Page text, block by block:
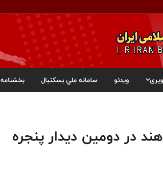
ویدئو سامانه ملي بسکتبال بخشنامه
در دومین دیدار پنجره